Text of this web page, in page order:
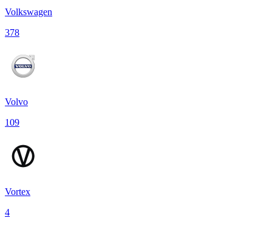
Volkswagen
378
Volvo
109
Vortex
4